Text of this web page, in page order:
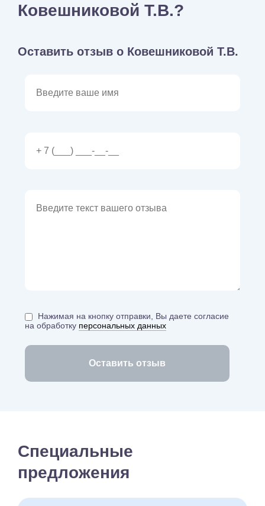
Ковешниковой Т.В.?
Оставить отзыв о Ковешниковой Т.В.
Нажимая на кнопку отправки, Вы даете согласие
на обработку персональных данных
Специальные
предложения